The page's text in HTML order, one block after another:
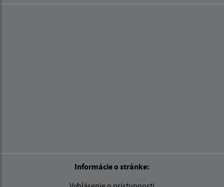
Informácie o stránke: